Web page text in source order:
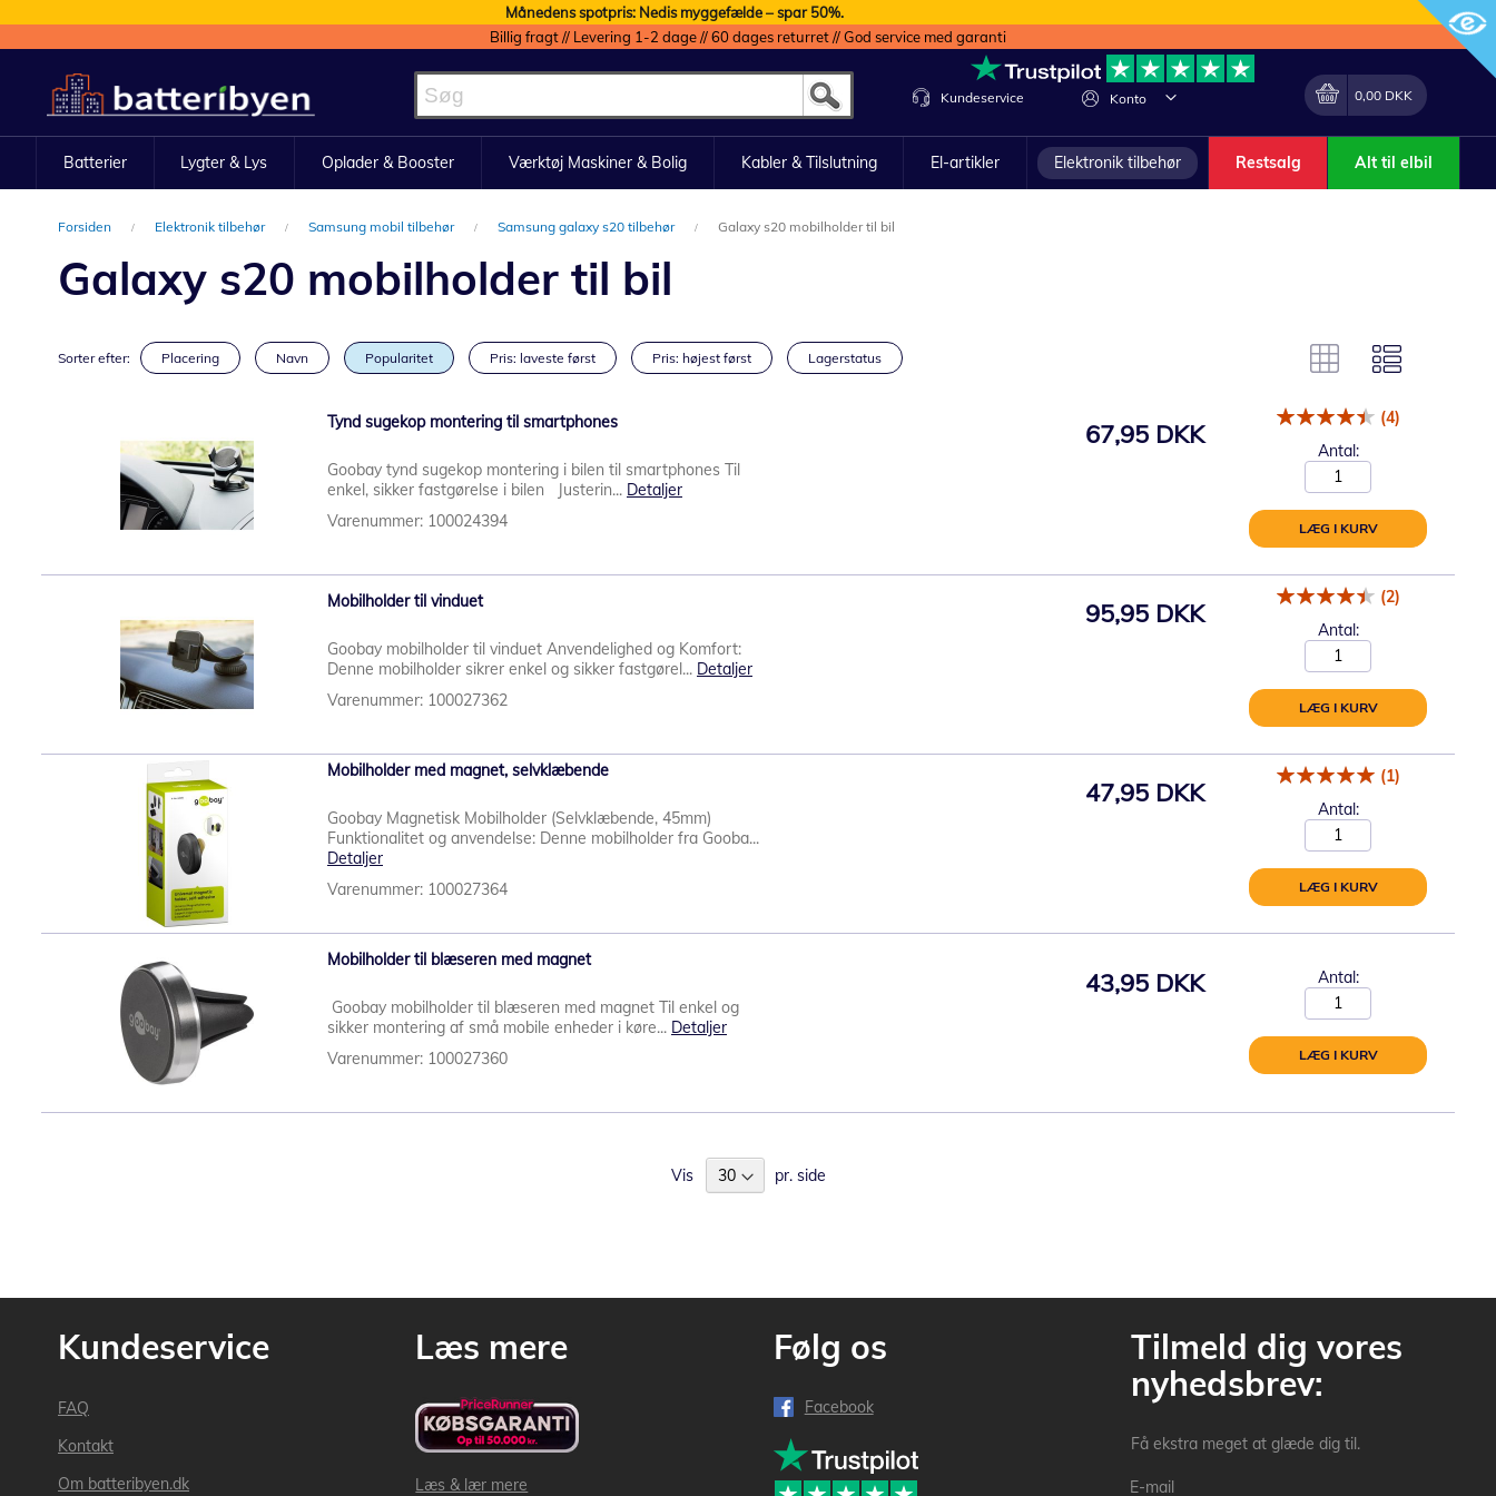
Månedens spotpris: Nedis myggefælde – spar 50%.
Billig fragt // Levering 1-2 dage // 60 dages returret // God service med garanti
to
Content
Konto
Lave
Min indkøbskurv
0,00 DKK
Kundeservice
Batterier Lygter & Lys Oplader & Booster Værktøj Maskiner & Bolig Kabler & Tilslutning El-artikler Elektronik tilbehør Restsalg Alt til elbil
Forsiden Elektronik tilbehør Samsung mobil tilbehør Samsung galaxy s20 tilbehør Galaxy s20 mobilholder til bil
Galaxy s20 mobilholder til bil
Sorter efter: Placering Navn Popularitet Pris: laveste først Pris: højest først Lagerstatus
Tynd sugekop montering til smartphones
Goobay tynd sugekop montering i bilen til smartphones Til
enkel, sikker fastgørelse i bilen Justerin... Detaljer
Varenummer: 100024394
67,95 DKK
(4)
Antal:
LÆG I KURV
Mobilholder til vinduet
Goobay mobilholder til vinduet Anvendelighed og Komfort:
Denne mobilholder sikrer enkel og sikker fastgørel... Detaljer
Varenummer: 100027362
95,95 DKK
(2)
Antal:
LÆG I KURV
Mobilholder med magnet, selvklæbende
Goobay Magnetisk Mobilholder (Selvklæbende, 45mm)
Funktionalitet og anvendelse: Denne mobilholder fra Gooba...
Detaljer
Varenummer: 100027364
47,95 DKK
(1)
Antal:
LÆG I KURV
Mobilholder til blæseren med magnet
Goobay mobilholder til blæseren med magnet Til enkel og
sikker montering af små mobile enheder i køre... Detaljer
Varenummer: 100027360
43,95 DKK Antal:
LÆG I KURV
Vis pr. side
Kundeservice
FAQ
Kontakt
Om batteribyen.dk
Læs mere
Læs & lær mere
Følg os
Facebook
Tilmeld dig vores
nyhedsbrev:
Få ekstra meget at glæde dig til.
E-mail